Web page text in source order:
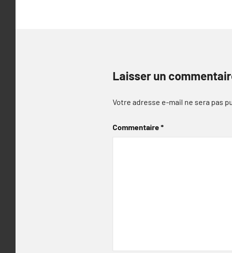
Laisser un
Votre adresse e-mail ne sera pas
Commentaire*